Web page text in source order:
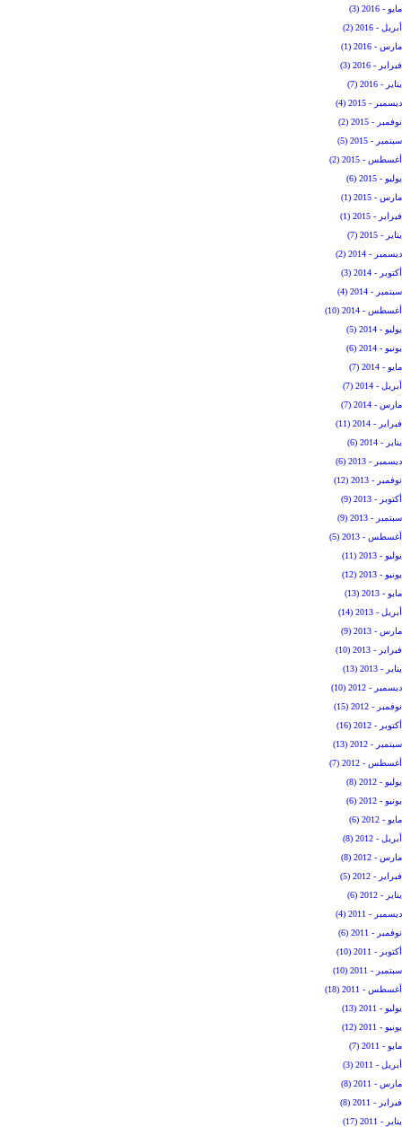
مايو - 2016 (3)
أبريل - 2016 (2)
مارس - 2016 (1)
فبراير - 2016 (3)
يناير - 2016 (7)
ديسمبر - 2015 (4)
نوفمبر - 2015 (2)
سبتمبر - 2015 (5)
أغسطس - 2015 (2)
يوليو - 2015 (6)
مارس - 2015 (1)
فبراير - 2015 (1)
يناير - 2015 (7)
ديسمبر - 2014 (2)
أكتوبر - 2014 (3)
سبتمبر - 2014 (4)
أغسطس - 2014 (10)
يوليو - 2014 (5)
يونيو - 2014 (6)
مايو - 2014 (7)
أبريل - 2014 (7)
مارس - 2014 (7)
فبراير - 2014 (11)
يناير - 2014 (6)
ديسمبر - 2013 (6)
نوفمبر - 2013 (12)
أكتوبر - 2013 (9)
سبتمبر - 2013 (9)
أغسطس - 2013 (5)
يوليو - 2013 (11)
يونيو - 2013 (12)
مايو - 2013 (13)
أبريل - 2013 (14)
مارس - 2013 (9)
فبراير - 2013 (10)
يناير - 2013 (13)
ديسمبر - 2012 (10)
نوفمبر - 2012 (15)
أكتوبر - 2012 (16)
سبتمبر - 2012 (13)
أغسطس - 2012 (7)
يوليو - 2012 (8)
يونيو - 2012 (6)
مايو - 2012 (6)
أبريل - 2012 (8)
مارس - 2012 (8)
فبراير - 2012 (5)
يناير - 2012 (6)
ديسمبر - 2011 (4)
نوفمبر - 2011 (6)
أكتوبر - 2011 (10)
سبتمبر - 2011 (10)
أغسطس - 2011 (18)
يوليو - 2011 (13)
يونيو - 2011 (12)
مايو - 2011 (7)
أبريل - 2011 (3)
مارس - 2011 (8)
فبراير - 2011 (8)
يناير - 2011 (17)